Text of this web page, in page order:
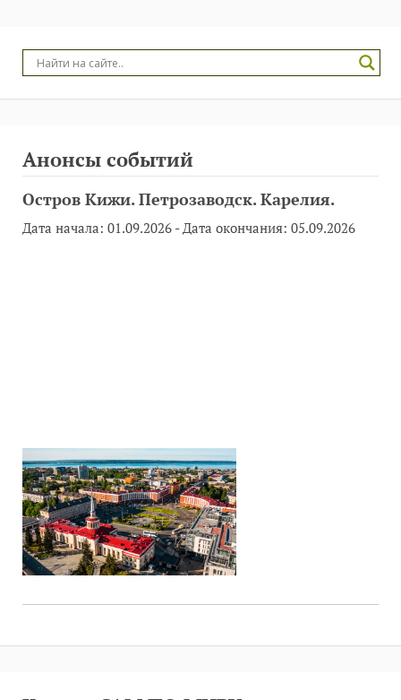
Анонсы событий
Остров Кижи. Петрозаводск. Карелия.
Дата начала: 01.09.2026 - Дата окончания: 05.09.2026